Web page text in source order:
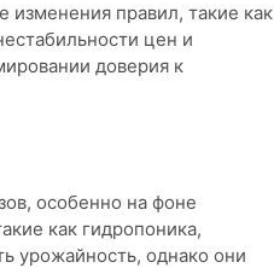
изменения правил, такие как
цен и
доверия к
особенно на фоне
как гидропоника,
урожайность, однако они